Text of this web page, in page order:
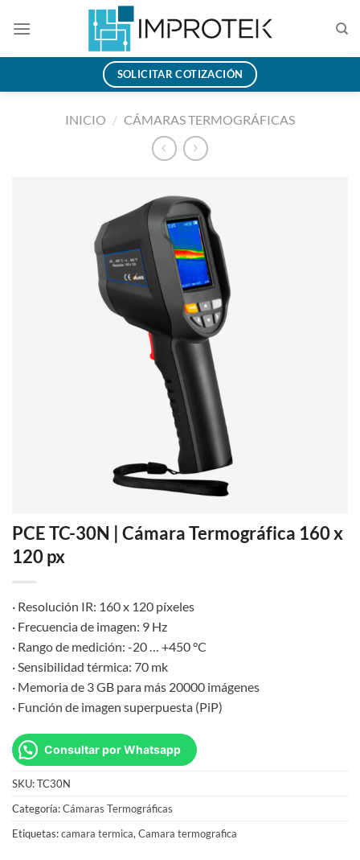
SOLICITAR COTIZACIÓN
INICIO / CÁMARAS TERMOGRÁFICAS
PCE TC-30N | Cámara Termográfica 160 x
120 px
· Resolución IR: 160 x 120 píxeles
· Frecuencia de imagen: 9 Hz
· Rango de medición: -20 … +450 °C
· Sensibilidad térmica: 70 mk
· Memoria de 3 GB para más 20000 imágenes
· Función de imagen superpuesta (PiP)
Consultar por Whatsapp
SKU:TC30N
Categoría:Cámaras Termográficas
Etiquetas:camara termica, Camara termografica